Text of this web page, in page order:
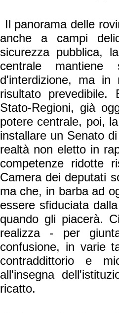
Il panorama delle
anche a campi
sicurezza pubblica,
centrale
d'interdizione, ma
risultato prevedibile.
Stato‑Regioni, già
potere centrale, poi,
installare un Senato
realtà non eletto in
competenze ridotte
Camera dei deputati
ma che, in barba ad
essere sfiduciata
quando gli piacerà.
realizza ‑ per
confusione, in varie
contraddittorio e
all'insegna
ricatto.